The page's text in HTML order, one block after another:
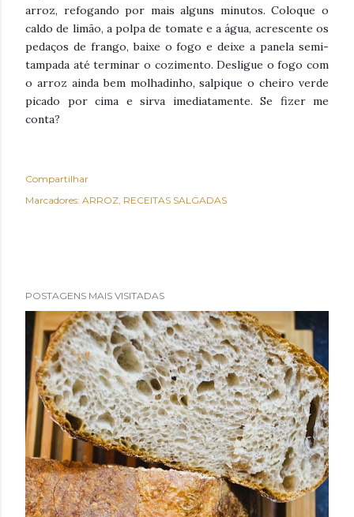
arroz, refogando por mais alguns minutos. Coloque o
caldo de limão, a polpa de tomate e a água, acrescente os
pedaços de frango, baixe o fogo e deixe a panela semi-
tampada até terminar o cozimento. Desligue o fogo com
o arroz ainda bem molhadinho, salpique o cheiro verde
picado por cima e sirva imediatamente. Se fizer me
conta?
Compartilhar
Marcadores: ARROZ RECEITAS SALGADAS
POSTAGENS MAIS VISITADAS